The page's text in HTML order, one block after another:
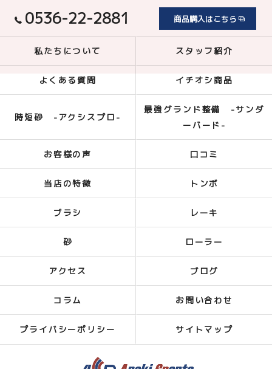
0536-22-2881 商品購入はこちら
私たちについて スタッフ紹介
よくある質問 イチオシ商品
時短砂 -アクシスプロ-
最強グランド整備 -サンダ
ーバード-
お客様の声 口コミ
当店の特徴 トンボ
ブラシ レーキ
砂 ローラー
アクセス ブログ
コラム お問い合わせ
プライバシーポリシー サイトマップ